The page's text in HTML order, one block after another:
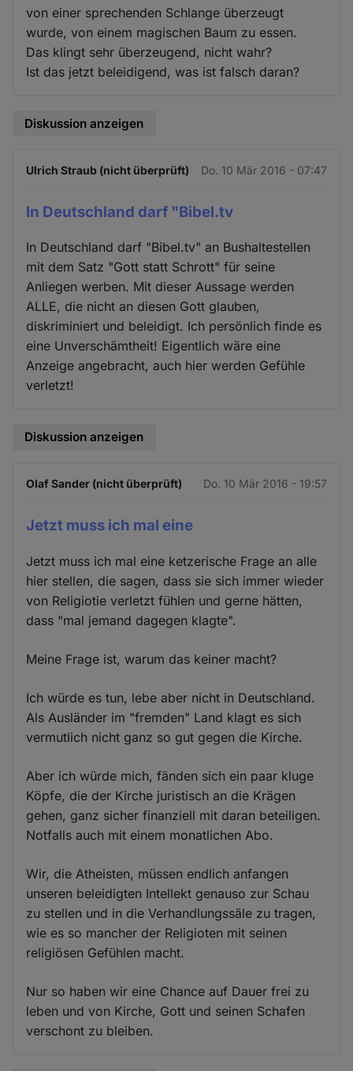
von einer sprechenden Schlange überzeugt
wurde, von einem magischen Baum zu essen.
Das klingt sehr überzeugend, nicht wahr?
Ist das jetzt beleidigend, was ist falsch daran?
Diskussion anzeigen
Ulrich Straub (nicht überprüft) Do. 10 Mär 2016 - 07:47
In Deutschland darf "Bibel.tv
In Deutschland darf "Bibel.tv" an Bushaltestellen
mit dem Satz "Gott statt Schrott" für seine
Anliegen werben. Mit dieser Aussage werden
ALLE, die nicht an diesen Gott glauben,
diskriminiert und beleidigt. Ich persönlich finde es
eine Unverschämtheit! Eigentlich wäre eine
Anzeige angebracht, auch hier werden Gefühle
verletzt!
Diskussion anzeigen
Olaf Sander (nicht überprüft) Do. 10 Mär 2016 - 19:57
Jetzt muss ich mal eine
Jetzt muss ich mal eine ketzerische Frage an alle
hier stellen, die sagen, dass sie sich immer wieder
von Religiotie verletzt fühlen und gerne hätten,
dass "mal jemand dagegen klagte".
Meine Frage ist, warum das keiner macht?
Ich würde es tun, lebe aber nicht in Deutschland.
Als Ausländer im "fremden" Land klagt es sich
vermutlich nicht ganz so gut gegen die Kirche.
Aber ich würde mich, fänden sich ein paar kluge
Köpfe, die der Kirche juristisch an die Krägen
gehen, ganz sicher finanziell mit daran beteiligen.
Notfalls auch mit einem monatlichen Abo.
Wir, die Atheisten, müssen endlich anfangen
unseren beleidigten Intellekt genauso zur Schau
zu stellen und in die Verhandlungssäle zu tragen,
wie es so mancher der Religioten mit seinen
religiösen Gefühlen macht.
Nur so haben wir eine Chance auf Dauer frei zu
leben und von Kirche, Gott und seinen Schafen
verschont zu bleiben.